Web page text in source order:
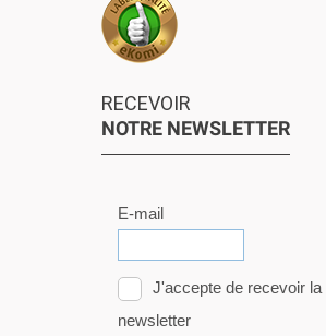
RECEVOIR
NOTRE NEWSLETTER